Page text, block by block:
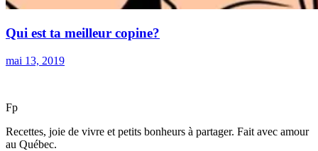
Qui est ta meilleur copine?
mai 13, 2019
Fp
Recettes, joie de vivre et petits bonheurs à partager. Fait avec amour
au Québec.